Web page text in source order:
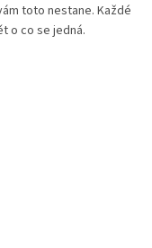
toto nestane. Každé
o co se jedná.